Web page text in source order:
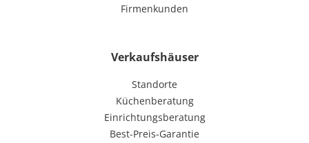
Firmenkunden
Verkaufshäuser
Standorte
Küchenberatung
Einrichtungsberatung
Best-Preis-Garantie